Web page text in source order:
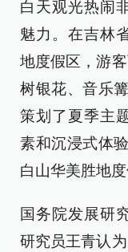
白天观光热闹
魅力。在吉林
地度假区，游
树银花、音乐
策划了夏季主
素和沉浸式体
白山华美胜地
国务院发展研
研究员王青认